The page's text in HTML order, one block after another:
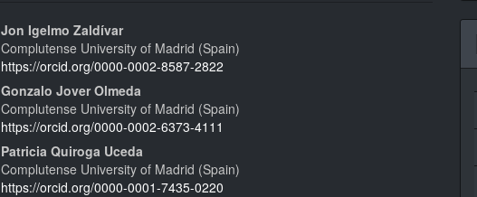
Conteúdo
do
artigo
principal
Jon Igelmo Zaldívar
Complutense University of Madrid (Spain)
https://orcid.org/0000-0002-8587-2822
Gonzalo Jover Olmeda
Complutense University of Madrid (Spain)
https://orcid.org/0000-0002-6373-4111
Patricia Quiroga Uceda
Complutense University of Madrid (Spain)
https://orcid.org/0000-0001-7435-0220